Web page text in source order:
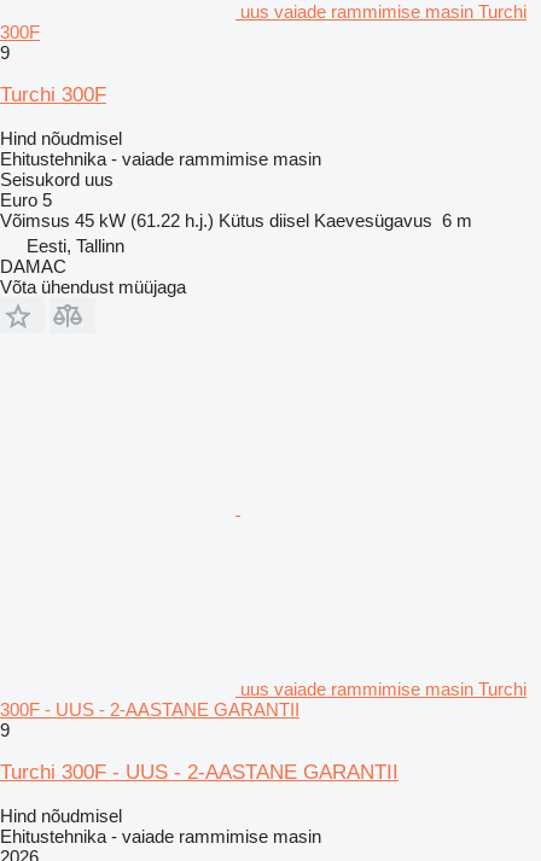
uus vaiade rammimise masin Turchi
300F
9
Turchi 300F
Hind nõudmisel
Ehitustehnika - vaiade rammimise masin
Seisukord uus
Euro 5
Võimsus 45 kW (61.22 h.j.) Kütus diisel Kaevesügavus 6 m
Eesti, Tallinn
DAMAC
Võta ühendust müüjaga
uus vaiade rammimise masin Turchi
300F - UUS - 2-AASTANE GARANTII
9
Turchi 300F - UUS - 2-AASTANE GARANTII
Hind nõudmisel
Ehitustehnika - vaiade rammimise masin
2026